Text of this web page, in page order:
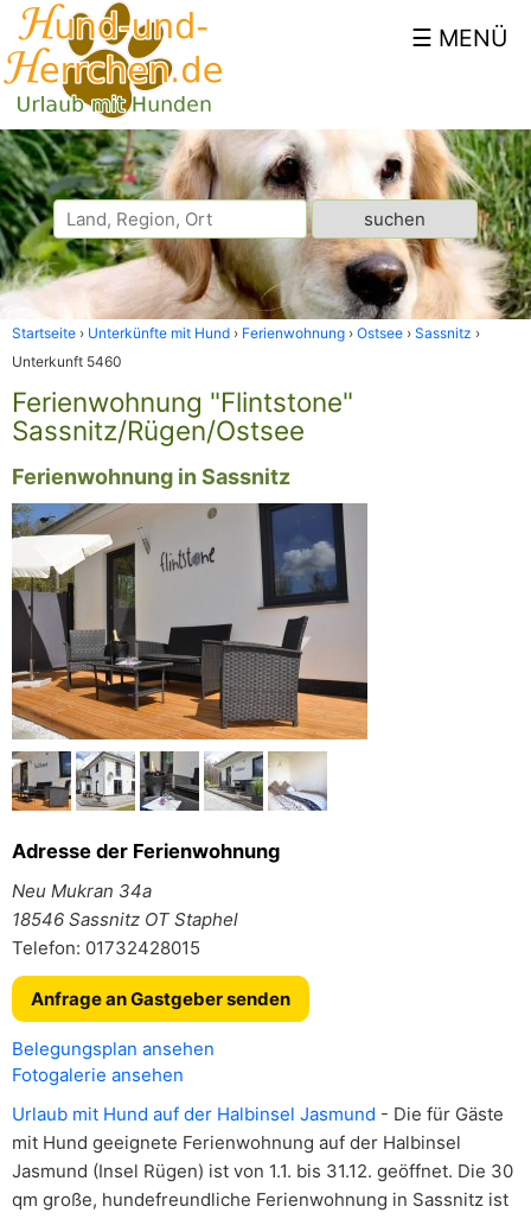
Startseite Unterkünfte mit Hund Ferienwohnung Ostsee
Sassnitz
Unterkunft 5460
Ferienwohnung "Flintstone"
Sassnitz/Rügen/Ostsee
Ferienwohnung in Sassnitz
Adresse der Ferienwohnung
Neu Mukran 34a
18546 Sassnitz OT Staphel
Telefon: 01732428015
Anfrage an Gastgeber senden
Belegungsplan ansehen
Fotogalerie ansehen
Urlaub mit Hund auf der Halbinsel Jasmund - Die für Gäste
mit Hund geeignete Ferienwohnung auf der Halbinsel
Jasmund (Insel Rügen) ist von 1.1. bis 31.12. geöffnet. Die 30
qm große, hundefreundliche Ferienwohnung in Sassnitz ist